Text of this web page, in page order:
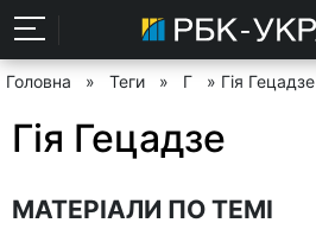
Головна » Теги » Г » Гія Гецадзе
Гія Гецадзе
МАТЕРІАЛИ ПО ТЕМІ